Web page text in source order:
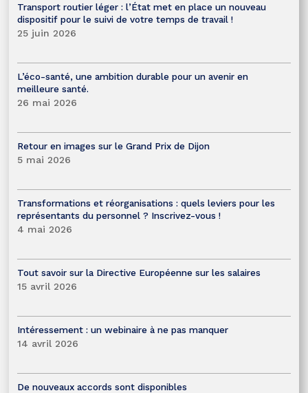
Transport routier léger : l’État met en place un nouveau
dispositif pour le suivi de votre temps de travail !
25 juin 2026
L’éco-santé, une ambition durable pour un avenir en
meilleure santé.
26 mai 2026
Retour en images sur le Grand Prix de Dijon
5 mai 2026
Transformations et réorganisations : quels leviers pour les
représentants du personnel ? Inscrivez-vous !
4 mai 2026
Tout savoir sur la Directive Européenne sur les salaires
15 avril 2026
Intéressement : un webinaire à ne pas manquer
14 avril 2026
De nouveaux accords sont disponibles